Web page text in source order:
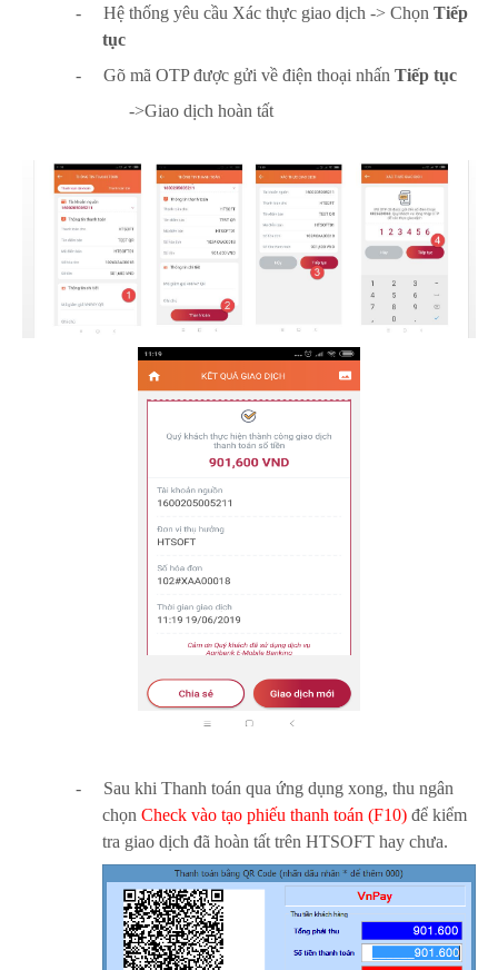
-
Hệ thống yêu cầu Xác thực giao dịch -> Chọn Tiếp
tục
-
Gõ mã OTP được gửi về điện thoại nhấn Tiếp tục
->Giao dịch hoàn tất
-
Sau khi Thanh toán qua ứng dụng xong, thu ngân
chọn Check vào tạo phiếu thanh toán (F10) để kiểm
tra giao dịch đã hoàn tất trên HTSOFT hay chưa.